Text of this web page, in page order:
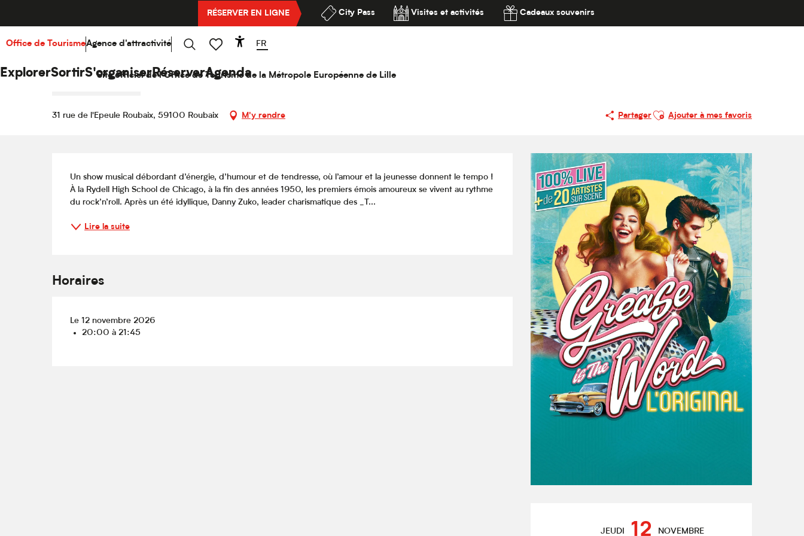
principal
RÉSERVER EN LIGNE City Pass Visites et activités Cadeaux souvenirs
ExplorerSortirS'organiserRéserverAgenda
Site officiel de l'Office de Tourisme de la Métropole Européenne de Lille
Office de TourismeAgence d'attractivité FR
Agenda Grease is the Word
Jeudi 12 novembre de 20:00 à 21:45
Grease is the Word
31 rue de l'Epeule Roubaix, 59100 Roubaix M'y rendre Partager
Ajouter aux favoris
Ajouter à mes favoris
Ouverture et coordonnées
JEUDI 12 NOVEMBRE
Description
Un show musical débordant d’énergie, d’humour et de tendresse, où l’amour et la jeunesse donnent le tempo !
À la Rydell High School de Chicago, à la fin des années 1950, les premiers émois amoureux se vivent au rythme
du rock’n’roll. Après un été idyllique, Danny Zuko, leader charismatique des _T...
Lire la suite
Horaires
Le 12 novembre 2026
20:00 à 21:45